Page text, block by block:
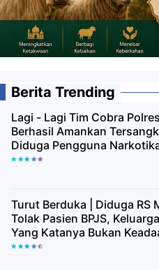
Berita Trending
Lagi - Lagi Tim Cobra
Berhasil Amankan
Diduga Pengguna
Turut Berduka | Diduga RS
Tolak Pasien BPJS,
Yang Katanya Bukan